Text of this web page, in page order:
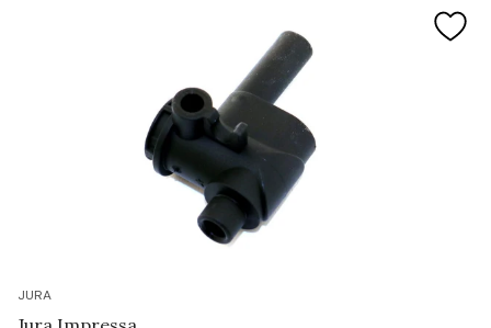
JURA